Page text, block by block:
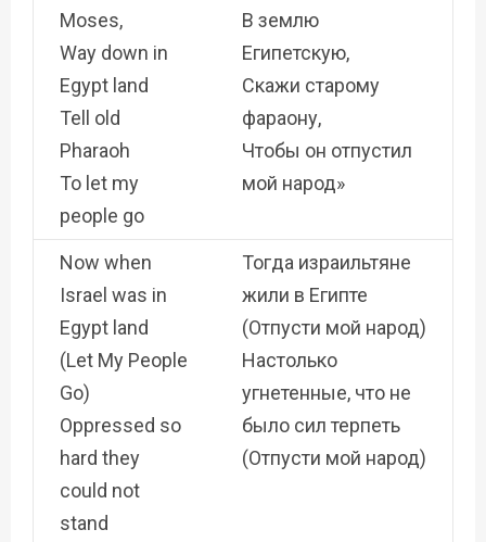
Moses,
Way down in
Egypt land
Tell old
Pharaoh
To let my
people go
В землю
Египетскую,
Скажи старому
фараону,
Чтобы он отпустил
мой народ»
Now when
Israel was in
Egypt land
(Let My People
Go)
Oppressed so
hard they
could not
stand
Тогда израильтяне
жили в Египте
(Отпусти мой народ)
Настолько
угнетенные, что не
было сил терпеть
(Отпусти мой народ)